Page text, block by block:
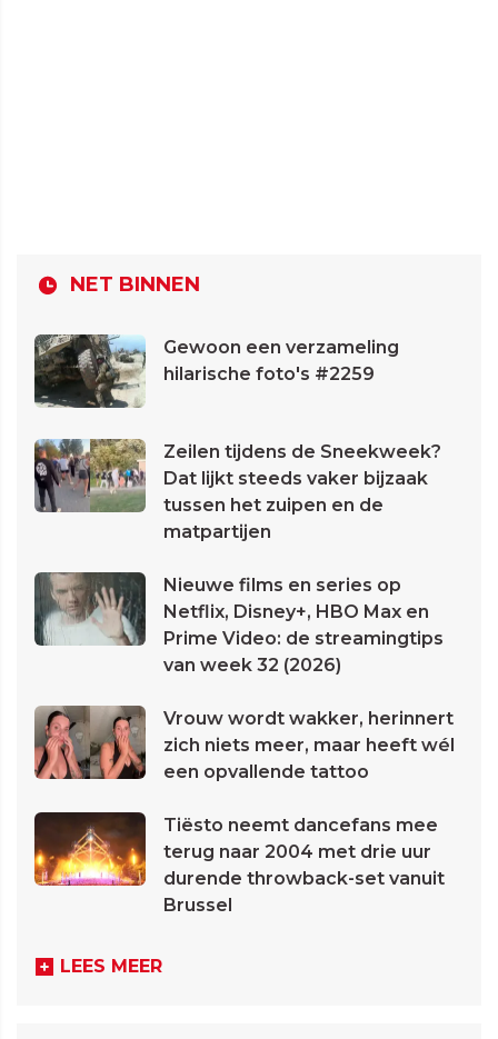
NET BINNEN
Gewoon een verzameling
hilarische foto's #2259
Zeilen tijdens de Sneekweek?
Dat lijkt steeds vaker bijzaak
tussen het zuipen en de
matpartijen
Nieuwe films en series op
Netflix, Disney+, HBO Max en
Prime Video: de streamingtips
van week 32 (2026)
Vrouw wordt wakker, herinnert
zich niets meer, maar heeft wél
een opvallende tattoo
Tiësto neemt dancefans mee
terug naar 2004 met drie uur
durende throwback-set vanuit
Brussel
LEES MEER